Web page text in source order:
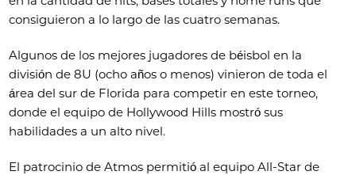
consiguieron a lo largo de las cuatro semanas.
Algunos de los mejores jugadores de béisbol en la
división de 8U (ocho años o menos) vinieron de toda el
área del sur de Florida para competir en este torneo,
donde el equipo de Hollywood Hills mostró sus
habilidades a un alto nivel.
El patrocinio de Atmos permitió al equipo All-Star de